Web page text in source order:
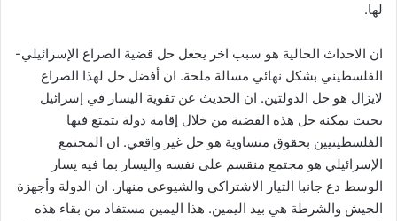
لها.
ان الاحداث الحالية هو سبب اخر يجعل حل قضية الصراع الإسرائيلي-
الفلسطيني بشكل نهائي مسالة ملحة. ان أفضل حل لهذا الصراع
لايزال هو حل الدولتين. ان الحديث عن تقوية اليسار في إسرائيل
بحيث يمكنه حل هذه القضية من خلال إقامة دولة يتمتع فيها
الفلسطينيين بحقوق متساوية هو حل غير واقعي. ان المجتمع
الإسرائيلي هو مجتمع منقسم على نفسه واليسار بما فيه يسار
الوسط دع جانبا التيار الاشتراكي والشيوعي منهار. ان الدولة وأجهزة
الجيش والشرطة هي بيد اليمين. هذا اليمين مستفاد من بقاء هذه